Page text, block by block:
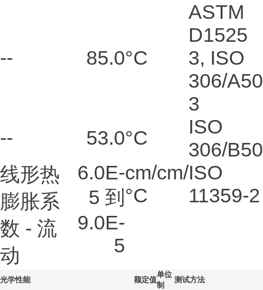
-- 85.0°C
ASTM
D1525
3, ISO
306/A50
3
--
53.0°C
ISO
306/B50
线形热
膨胀系
数 - 流
动
6.0E-
5 到
9.0E-
5
cm/cm/
°C
ISO
11359-2
光学性能 额定值
单位
制
测试方法